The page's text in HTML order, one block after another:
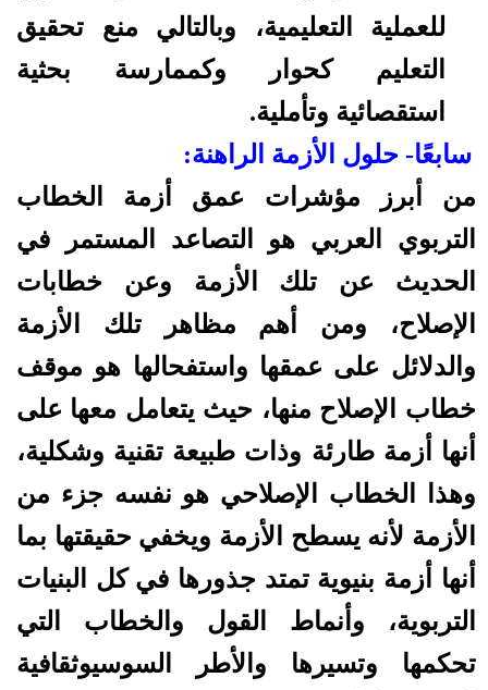
للعملية التعليمية، وبالتالي منع تحقيق
التعليم كحوار وكممارسة بحثية
استقصائية وتأملية.
سابعًا- حلول الأزمة الراهنة:
من أبرز مؤشرات عمق أزمة الخطاب
التربوي العربي هو التصاعد المستمر في
الحديث عن تلك الأزمة وعن خطابات
الإصلاح، ومن أهم مظاهر تلك الأزمة
والدلائل على عمقها واستفحالها هو موقف
خطاب الإصلاح منها، حيث يتعامل معها على
أنها أزمة طارئة وذات طبيعة تقنية وشكلية،
وهذا الخطاب الإصلاحي هو نفسه جزء من
الأزمة لأنه يسطح الأزمة ويخفي حقيقتها بما
أنها أزمة بنيوية تمتد جذورها في كل البنيات
التربوية، وأنماط القول والخطاب التي
تحكمها وتسيرها والأطر السوسيوثقافية